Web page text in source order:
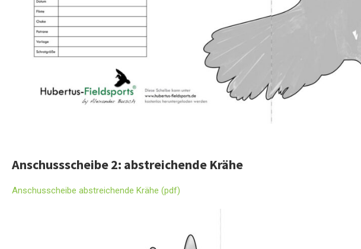
Anschussscheibe 2: abstreichende Krähe
Anschusscheibe abstreichende Krähe (pdf)